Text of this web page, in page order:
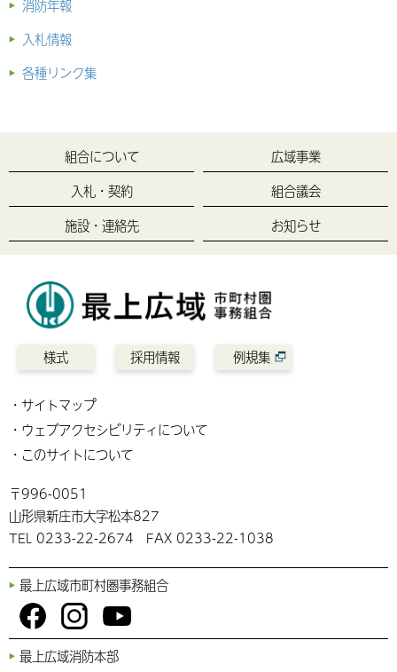
消防年報
入札情報
各種リンク集
組合について
広域事業
入札・契約
組合議会
施設・連絡先
お知らせ
様式 採用情報 例規集
サイトマップ
ウェブアクセシビリティについて
このサイトについて
〒996-0051
山形県新庄市大字松本827
TEL 0233-22-2674 FAX 0233-22-1038
最上広域市町村圏事務組合
Fac
ebo
Inst
agr
You
Tub
最上広域消防本部